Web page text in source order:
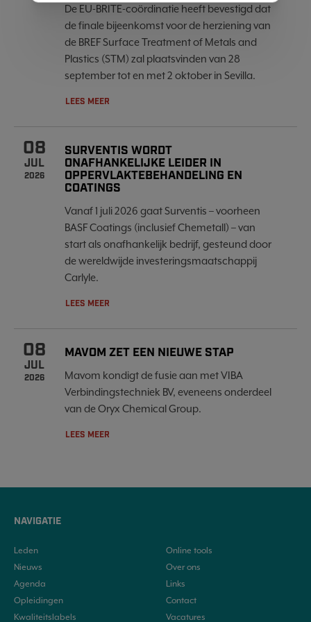
De EU-BRITE-coördinatie heeft bevestigd dat
de finale bijeenkomst voor de herziening van
de BREF Surface Treatment of Metals and
Plastics (STM) zal plaatsvinden van 28
september tot en met 2 oktober in Sevilla.
LEES MEER
08
JUL
2026
SURVENTIS WORDT
ONAFHANKELIJKE LEIDER IN
OPPERVLAKTEBEHANDELING EN
COATINGS
Vanaf 1 juli 2026 gaat Surventis – voorheen
BASF Coatings (inclusief Chemetall) – van
start als onafhankelijk bedrijf, gesteund door
de wereldwijde investeringsmaatschappij
Carlyle.
LEES MEER
08
JUL
2026
MAVOM ZET EEN NIEUWE STAP
Mavom kondigt de fusie aan met VIBA
Verbindingstechniek BV, eveneens onderdeel
van de Oryx Chemical Group.
LEES MEER
NAVIGATIE
Leden
Nieuws
Agenda
Opleidingen
Kwaliteitslabels
Online tools
Over ons
Links
Contact
Vacatures